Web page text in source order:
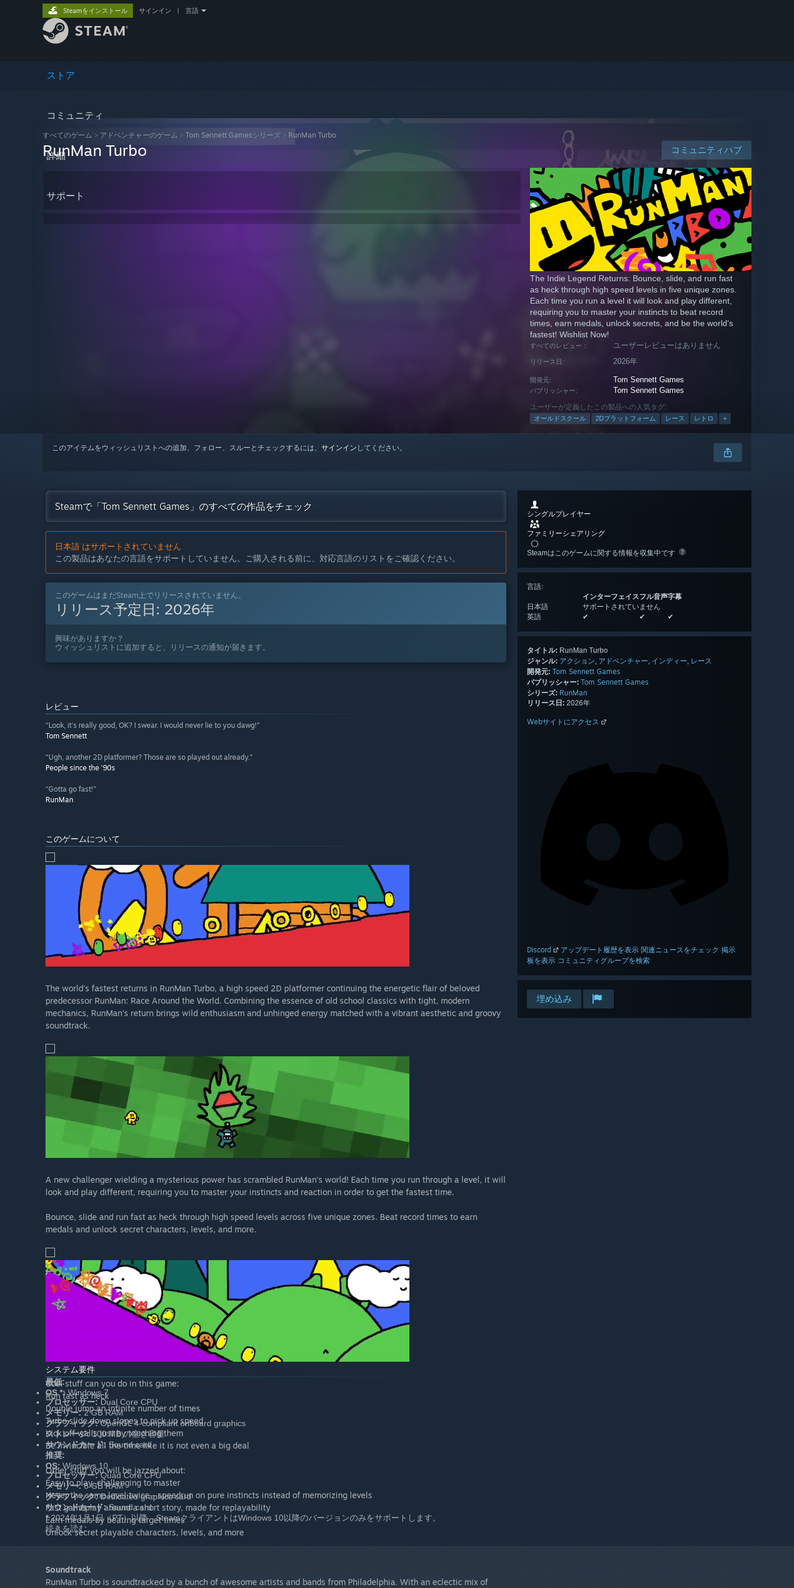
ストア
コミュニティ
詳細
サポート
Steamをインストール サインイン 言語
すべてのゲーム > アドベンチャーのゲーム > Tom Sennett Gamesシリーズ > RunMan Turbo
コミュニティハブ
RunMan Turbo
The Indie Legend Returns: Bounce, slide, and run fast
as heck through high speed levels in five unique zones.
Each time you run a level it will look and play different,
requiring you to master your instincts to beat record
times, earn medals, unlock secrets, and be the world's
fastest! Wishlist Now!
すべてのレビュー： ユーザーレビューはありません
リリース日: 2026年
開発元: Tom Sennett Games
パブリッシャー: Tom Sennett Games
ユーザーが定義したこの製品への人気タグ:
オールドスクール 2Dプラットフォーム レース レトロ +
このアイテムをウィッシュリストへの追加、フォロー、スルーとチェックするには、 サインイン してください。
シングルプレイヤー
ファミリーシェアリング
Steamはこのゲームに関する情報を収集中です
言語:
インターフェイスフル音声字幕
日本語
サポートされていません
英語
✔ ✔ ✔
タイトル: RunMan Turbo
ジャンル: アクション, アドベンチャー, インディー, レース
開発元: Tom Sennett Games
パブリッシャー: Tom Sennett Games
シリーズ: RunMan
リリース日: 2026年
Webサイトにアクセス
Discord アップデート履歴を表示 関連ニュースをチェック 掲示
板を表示 コミュニティグループを検索
埋め込み
Steamで「Tom Sennett Games」のすべての作品をチェック
日本語 はサポートされていません
この製品はあなたの言語をサポートしていません。ご購入される前に、対応言語のリストをご確認ください。
このゲームはまだSteam上でリリースされていません。
リリース予定日: 2026年
興味がありますか？
ウィッシュリストに追加すると、リリースの通知が届きます。
レビュー
“Look, it's really good, OK? I swear. I would never lie to you dawg!”
Tom Sennett
“Ugh, another 2D platformer? Those are so played out already.”
People since the '90s
“Gotta go fast!”
RunMan
このゲームについて
The world's fastest returns in RunMan Turbo, a high speed 2D platformer continuing the energetic flair of beloved
predecessor RunMan: Race Around the World. Combining the essence of old school classics with tight, modern
mechanics, RunMan’s return brings wild enthusiasm and unhinged energy matched with a vibrant aesthetic and groovy
soundtrack.
A new challenger wielding a mysterious power has scrambled RunMan's world! Each time you run through a level, it will
look and play different, requiring you to master your instincts and reaction in order to get the fastest time.
Bounce, slide and run fast as heck through high speed levels across five unique zones. Beat record times to earn
medals and unlock secret characters, levels, and more.
Cool stuff can you do in this game:
Run fast as heck
Double jump an infinite number of times
Turbo slide down slopes to pick up speed
Kick off walls just by touching them
Be invincible all the time like it is not even a big deal
Other stuff you will be jazzed about:
Easy to play, challenging to master
Never the same level twice - speedrun on pure instincts instead of memorizing levels
Fast gameplay around a short story, made for replayability
Earn medals by beating target times
Unlock secret playable characters, levels, and more
Soundtrack
RunMan Turbo is soundtracked by a bunch of awesome artists and bands from Philadelphia. With an eclectic mix of
システム要件
最低:
OS *:Windows 7
プロセッサー:Dual Core CPU
メモリー:2 GB RAM
グラフィック:OpenGL 4-compliant onboard graphics
ストレージ:100 MB の空き容量
サウンドカード: Sound card
推奨:
OS: Windows 10
プロセッサー:Quad Core CPU
メモリー:8 GB RAM
グラフィック:Dedicated graphics card
サウンドカード:Sound card
*2024年1月1日（PT）以降、SteamクライアントはWindows 10以降のバージョンのみをサポートします。
続きを読む